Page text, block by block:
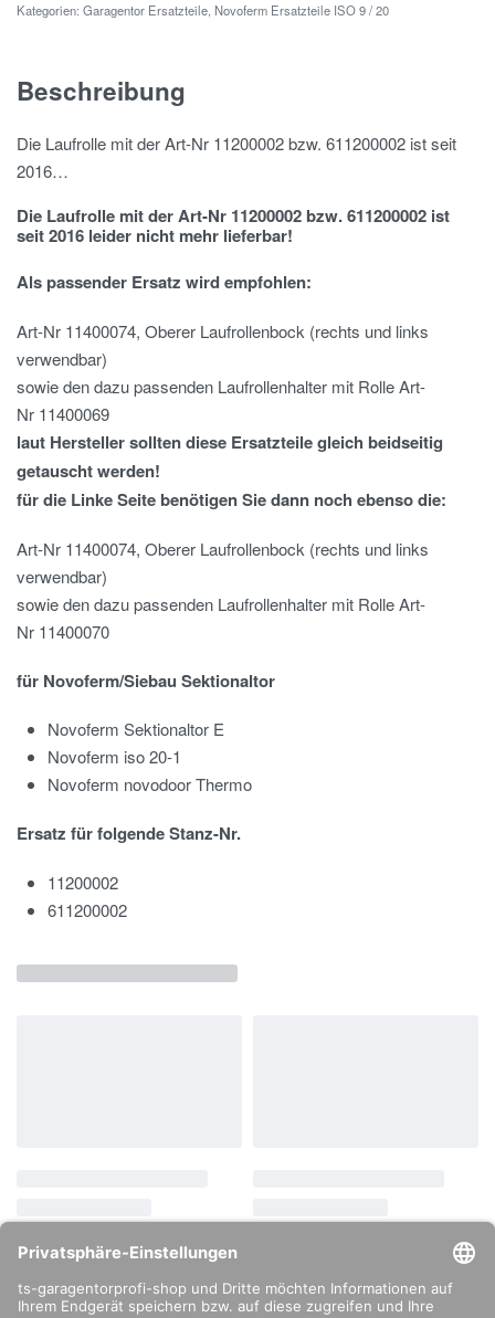
Kategorien: Garagentor Ersatzteile, Novoferm Ersatzteile ISO 9 / 20
Beschreibung
Die Laufrolle mit der Art-Nr 11200002 bzw. 611200002 ist seit
2016…
Die Laufrolle mit der Art-Nr 11200002 bzw. 611200002 ist
seit 2016 leider nicht mehr lieferbar!
Als passender Ersatz wird empfohlen:
Art-Nr 11400074, Oberer Laufrollenbock (rechts und links
verwendbar)
sowie den dazu passenden Laufrollenhalter mit Rolle Art-
Nr 11400069
laut Hersteller sollten diese Ersatzteile gleich beidseitig
getauscht werden!
für die Linke Seite benötigen Sie dann noch ebenso die:
Art-Nr 11400074, Oberer Laufrollenbock (rechts und links
verwendbar)
sowie den dazu passenden Laufrollenhalter mit Rolle Art-
Nr 11400070
für Novoferm/Siebau Sektionaltor
Novoferm Sektionaltor E
Novoferm iso 20-1
Novoferm novodoor Thermo
Ersatz für folgende Stanz-Nr.
11200002
611200002